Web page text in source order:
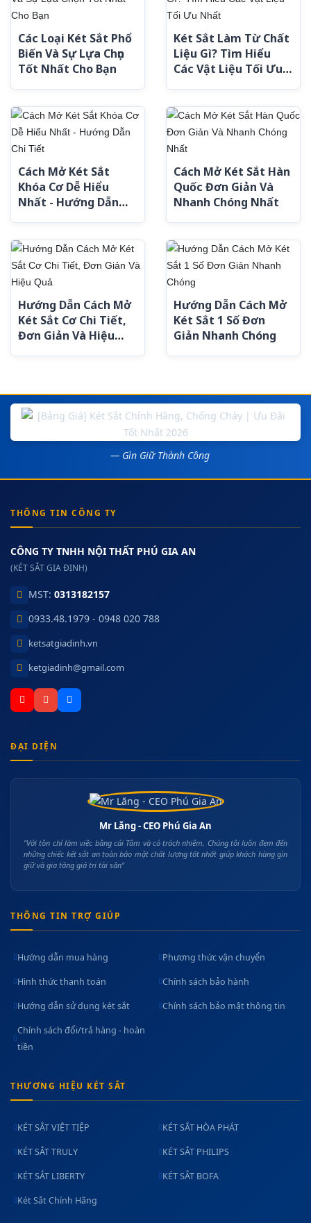
Các Loại Két Sắt Phổ
Biến Và Sự Lựa Chọn
Tốt Nhất Cho Bạn
Két Sắt Làm Từ Chất
Liệu Gì? Tìm Hiểu
Các Vật Liệu Tối Ưu
Cách Mở Két Sắt
Khóa Cơ Dễ Hiểu
Nhất - Hướng Dẫn
Cách Mở Két Sắt Hàn
Quốc Đơn Giản Và
Nhanh Chóng Nhất
Hướng Dẫn Cách Mở
Két Sắt Cơ Chi Tiết,
Đơn Giản Và Hiệu
Hướng Dẫn Cách Mở
Két Sắt 1 Số Đơn
Giản Nhanh Chóng
— Gìn Giữ Thành Công
THÔNG TIN CÔNG TY
CÔNG TY TNHH NỘI THẤT PHÚ GIA AN
(KÉT SẮT GIA ĐỊNH)
MST: 0313182157
0933.48.1979 - 0948 020 788
ketsatgiadinh.vn
ketgiadinh@gmail.com
ĐẠI DIỆN
Mr Lăng - CEO Phú Gia An
"Với tôn chỉ làm việc bằng cái Tâm và có trách nhiệm, Chúng tôi luôn đem đến
những chiếc két sắt an toàn bảo mật chất lượng tốt nhất giúp khách hàng gìn
giữ và gia tăng giá trị tài sản"
THÔNG TIN TRỢ GIÚP
Hướng dẫn mua hàng Phương thức vận chuyển
Hình thức thanh toán Chính sách bảo hành
Hướng dẫn sử dụng két sắt Chính sách bảo mật thông tin
Chính sách đổi/trả hàng - hoàn
tiền
THƯƠNG HIỆU KÉT SẮT
KÉT SẮT VIỆT TIỆP KÉT SẮT HÒA PHÁT
KÉT SẮT TRULY KÉT SẮT PHILIPS
KÉT SẮT LIBERTY KÉT SẮT BOFA
Két Sắt Chính Hãng